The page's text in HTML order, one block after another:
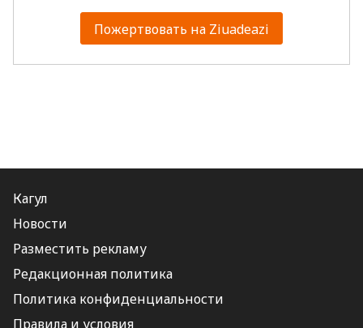
Пожертвовать на Ziuadeazi
Кагул
Новости
Разместить рекламу
Редакционная политика
Политика конфиденциальности
Правила и условия